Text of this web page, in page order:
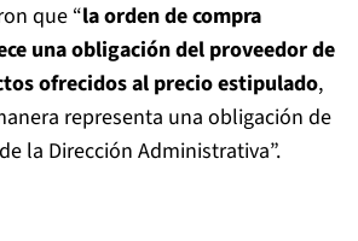
que “la orden de compra
una obligación del proveedor de
ofrecidos al precio estipulado,
representa una obligación de
la Dirección Administrativa”.